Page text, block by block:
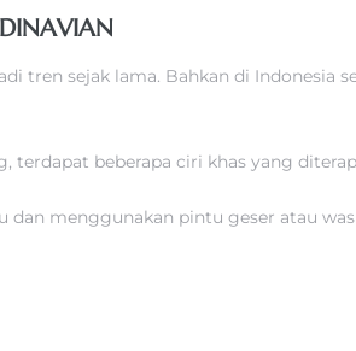
tren sejak lama. Bahkan di
terdapat beberapa ciri khas yang
dan menggunakan pintu geser atau